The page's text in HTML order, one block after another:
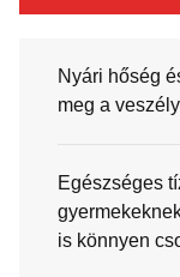
Nyári hőség
meg a
Egészséges
is könnyen